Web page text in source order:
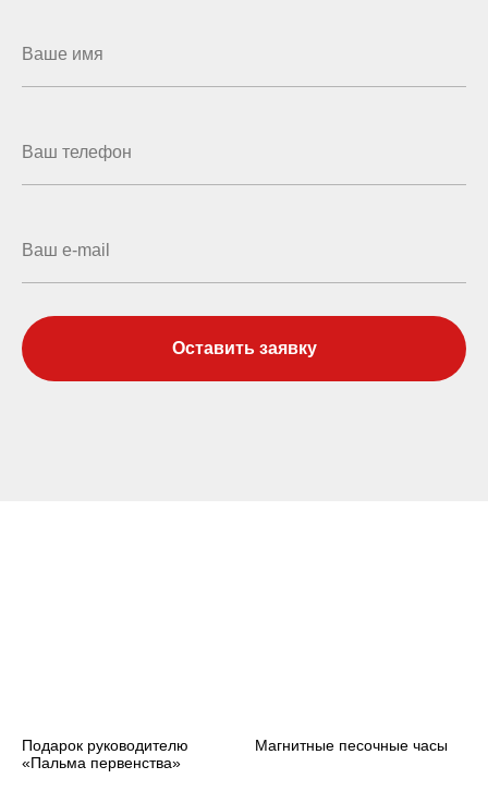
Оставить заявку
Подарок руководителю
«Пальма первенства»
Магнитные песочные часы